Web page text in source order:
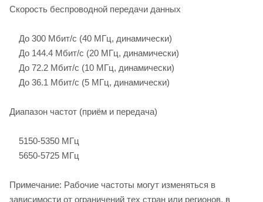
Скорость беспроводной передачи данных
До 300 Мбит/с (40 МГц, динамически)
До 144.4 Мбит/с (20 МГц, динамически)
До 72.2 Мбит/с (10 МГц, динамически)
До 36.1 Мбит/с (5 МГц, динамически)
Диапазон частот (приём и передача)
5150-5350 МГц
5650-5725 МГц
Примечание: Рабочие частоты могут изменяться в
зависимости от ограничений тех стран или регионов, в